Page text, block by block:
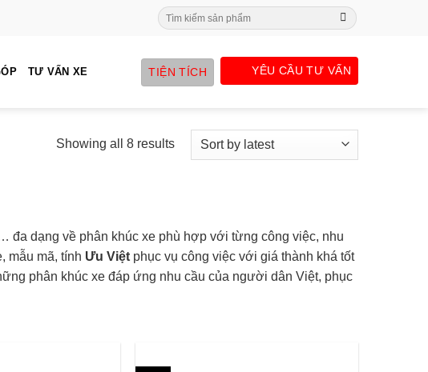
Search
for:
TƯ VẤN XE TIỆN TÍCH YÊU CẦU TƯ VẤN
Showing all 8 results
đa dạng về phân khúc xe phù hợp với từng công việc, nhu
mẫu mã, tính Ưu Việt phục vụ công việc với giá thành khá tốt
phân khúc xe đáp ứng nhu cầu của người dân Việt, phục